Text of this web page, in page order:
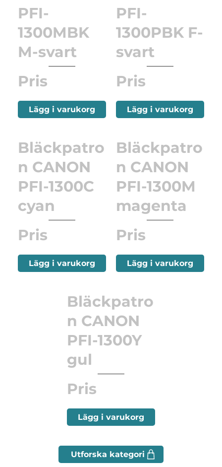
PFI-
1300MBK
M-svart
Pris
Lägg i varukorg
PFI-
1300PBK F-
svart
Pris
Lägg i varukorg
Bläckpatro
n CANON
PFI-1300C
cyan
Pris
Lägg i varukorg
Bläckpatro
n CANON
PFI-1300M
magenta
Pris
Lägg i varukorg
Bläckpatro
n CANON
PFI-1300Y
gul
Pris
Lägg i varukorg